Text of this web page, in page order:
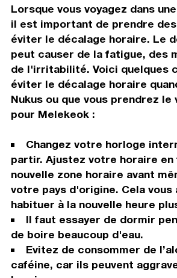
Lorsque vous voyagez dans
il est important de prendre
éviter le décalage horaire. Le
peut causer de la fatigue, des
de l'irritabilité. Voici quelques
éviter le décalage horaire
Nukus ou que vous prendrez
pour Melekeok :
Changez votre horloge
partir. Ajustez votre horaire
nouvelle zone horaire avant
votre pays d'origine. Cela vous
habituer à la nouvelle heure
Il faut essayer de dormir
de boire beaucoup d'eau.
Evitez de consommer de
caféine, car ils peuvent